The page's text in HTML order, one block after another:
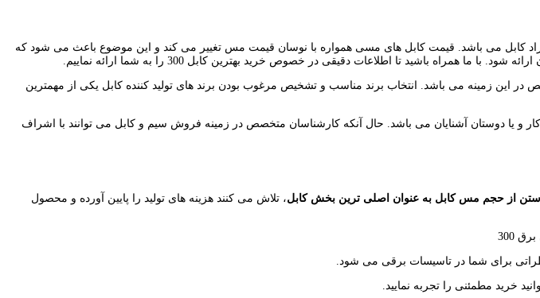
از آراد کابل می باشد. قیمت کابل های مسی همواره با نوسان قیمت مس تغییر می کند و این موضوع باعث می شود که
در این زمینه می باشد.
انتخاب برند مناسب و تشخیص مرغوب بودن برند های تولید کننده کابل یکی از مهمترین
و یا دوستان آشنایان می باشد. حال آنکه کارشناسان متخصص در زمینه فروش سیم و کابل می توانند با اشراف
از حجم مس کابل به عنوان اصلی ترین بخش کابل، تلاش می کنند هزینه های تولید را پایین آورده و محصول
برای شما در تاسیسات برقی می شود.
خرید مطمئنی را تجربه نمایید.